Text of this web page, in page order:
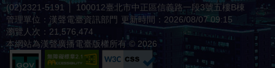
(02)2321-5191 │ 100012臺北市中正區信義路一段3號五樓B棟
管理單位：漢聲電臺資訊部門 更新時間：2026/08/07 09:15
瀏覽人次：21,576,474
本網站為漢聲廣播電臺版權所有 © 2026